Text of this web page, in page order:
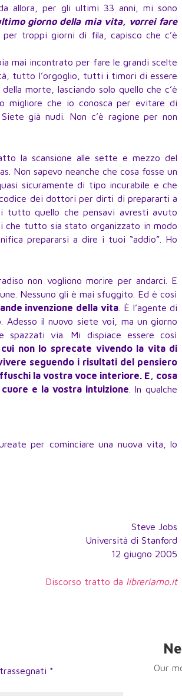
allora, per gli ultimi 33 anni, mi sono
giorno della mia vita, vorrei fare
troppi giorni di fila, capisco che c’è
mai incontrato per fare le grandi scelte
tutto l’orgoglio, tutti i timori di essere
morte, lasciando solo quello che c’è
migliore che io conosca per evitare di
già nudi. Non c’è ragione per non
la scansione alle sette e mezzo del
Non sapevo neanche che cosa fosse un
sicuramente di tipo incurabile e che
dei dottori per dirti di prepararti a
tutto quello che pensavi avresti avuto
che tutto sia stato organizzato in modo
prepararsi a dire i tuoi “addio”. Ho
non vogliono morire per andarci. E
Nessuno gli è mai sfuggito. Ed è così
invenzione della vita . È l’agente di
Adesso il nuovo siete voi, ma un giorno
spazzati via. Mi dispiace essere così
non lo sprecate vivendo la vita di
seguendo i risultati del pensiero
la vostra voce interiore. E, cosa
e la vostra intuizione . In qualche
per cominciare una nuova vita, lo
Steve Jobs
Università di Stanford
12 giugno 2005
Discorso tratto da libreriamo.it
*
Our